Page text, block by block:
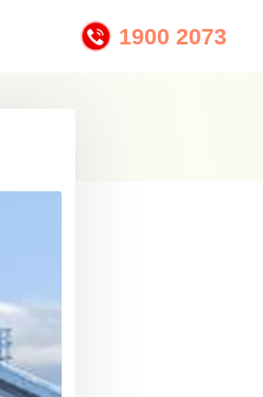
1900 2073